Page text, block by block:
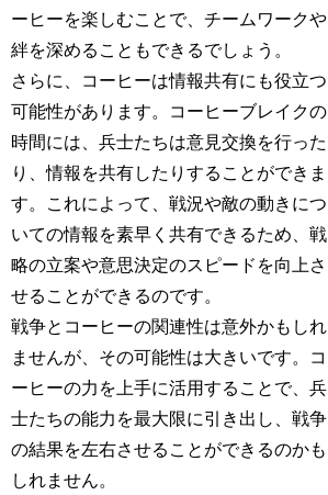
ーヒーを楽しむことで、チームワークや
絆を深めることもできるでしょう。
さらに、コーヒーは情報共有にも役立つ
可能性があります。コーヒーブレイクの
時間には、兵士たちは意見交換を行った
り、情報を共有したりすることができま
す。これによって、戦況や敵の動きにつ
いての情報を素早く共有できるため、戦
略の立案や意思決定のスピードを向上さ
せることができるのです。
戦争とコーヒーの関連性は意外かもしれ
ませんが、その可能性は大きいです。コ
ーヒーの力を上手に活用することで、兵
士たちの能力を最大限に引き出し、戦争
の結果を左右させることができるのかも
しれません。